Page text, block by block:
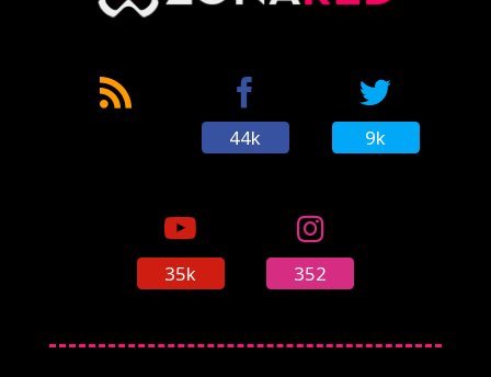
44k 9k
35k 352